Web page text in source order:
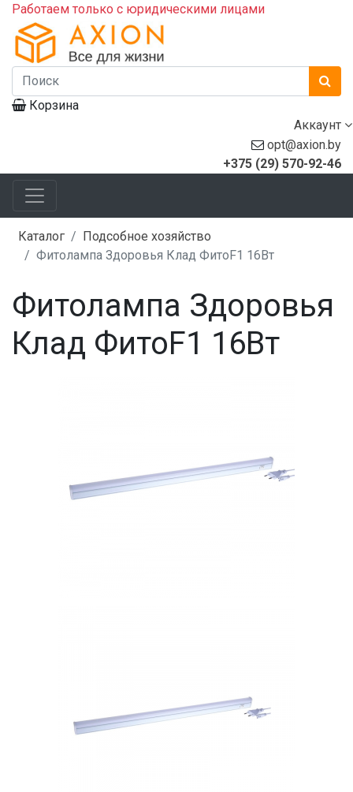
Работаем только с юридическими лицами
Корзина
Аккаунт
opt@axion.by
+375 (29) 570-92-46
Каталог
Подсобное хозяйство
Фитолампа Здоровья Клад ФитоF1 16Вт
Фитолампа Здоровья
Клад ФитоF1 16Вт